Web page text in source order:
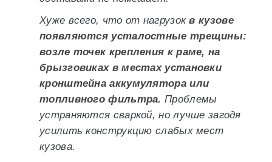
Хуже всего, что от нагрузокв кузове
появляются усталостные трещины:
возле точек крепления к раме, на
брызговиках в местах установки
кронштейна аккумулятора или
топливного фильтра. Проблемы
устраняются сваркой, но лучше загодя
усилить конструкцию слабых мест
кузова.